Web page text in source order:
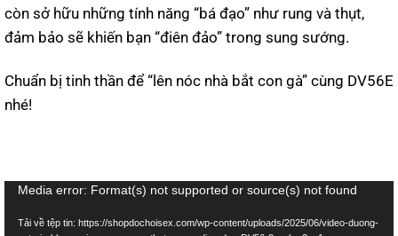
còn sở hữu những tính năng “bá đạo” như rung và thụt,
đảm bảo sẽ khiến bạn “điên đảo” trong sung sướng.
Chuẩn bị tinh thần để “lên nóc nhà bắt con gà” cùng DV56E
nhé!
Trình
chơi
Media error: Format(s) not supported or source(s) not found
Tải về tệp tin: https://shopdochoisex.com/wp-content/uploads/2025/06/video-duong-